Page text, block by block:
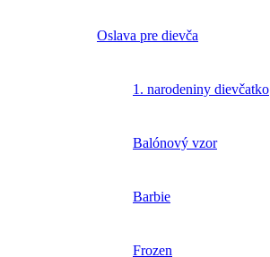
Oslava pre dievča
1. narodeniny dievčatko
Balónový vzor
Barbie
Frozen